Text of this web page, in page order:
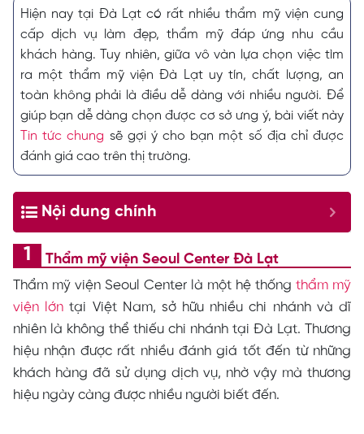
Hiện nay tại Đà Lạt có rất nhiều thẩm mỹ viện cung
cấp dịch vụ làm đẹp, thẩm mỹ đáp ứng nhu cầu
khách hàng. Tuy nhiên, giữa vô vàn lựa chọn việc tìm
ra một thẩm mỹ viện Đà Lạt uy tín, chất lượng, an
toàn không phải là điều dễ dàng với nhiều người. Để
giúp bạn dễ dàng chọn được cơ sở ưng ý, bài viết này
Tin tức chung sẽ gợi ý cho bạn một số địa chỉ được
đánh giá cao trên thị trường.
Nội dung chính
Thẩm mỹ viện Seoul Center Đà Lạt
Thẩm mỹ viện Seoul Center là một hệ thống thẩm mỹ
viện lớn tại Việt Nam, sở hữu nhiều chi nhánh và dĩ
nhiên là không thể thiếu chi nhánh tại Đà Lạt. Thương
hiệu nhận được rất nhiều đánh giá tốt đến từ những
khách hàng đã sử dụng dịch vụ, nhờ vậy mà thương
hiệu ngày càng được nhiều người biết đến.